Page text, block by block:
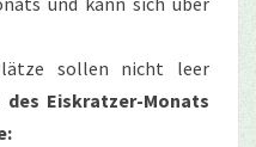
sollen nicht leer
des Eiskratzer-Monats